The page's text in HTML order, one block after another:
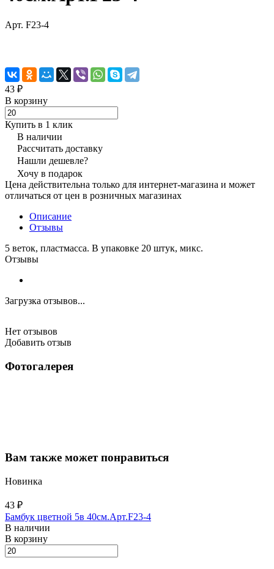
Арт. F23-4
43 ₽
В корзину
Купить в 1 клик
В наличии
Рассчитать доставку
Нашли дешевле?
Хочу в подарок
Цена действительна только для интернет-магазина и может
отличаться от цен в розничных магазинах
Описание
Отзывы
5 веток, пластмасса. В упаковке 20 штук, микс.
Отзывы
Загрузка отзывов...
Нет отзывов
Добавить отзыв
Фотогалерея
Вам также может понравиться
Новинка
43 ₽
Бамбук цветной 5в 40см.Арт.F23-4
В наличии
В корзину